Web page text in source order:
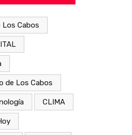
Los Cabos
de Los Cabos
CLIMA